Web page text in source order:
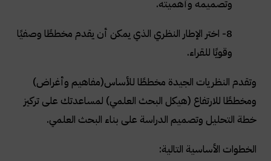
وتصميمه وأهميته.
8- اختر الإطار النظري الذي يمكن أن يقدم مخططًا وصفيًا
وقويًا للقراء.
وتقدم النظريات الجيدة مخططًا للأساس(مفاهيم وأغراض)
ومخططًا للارتفاع (هيكل البحث العلمي) لمساعدتك على تركيز
خطة التحليل وتصميم الدراسة على بناء البحث العلمي.
الخطوات الأساسية التالية: